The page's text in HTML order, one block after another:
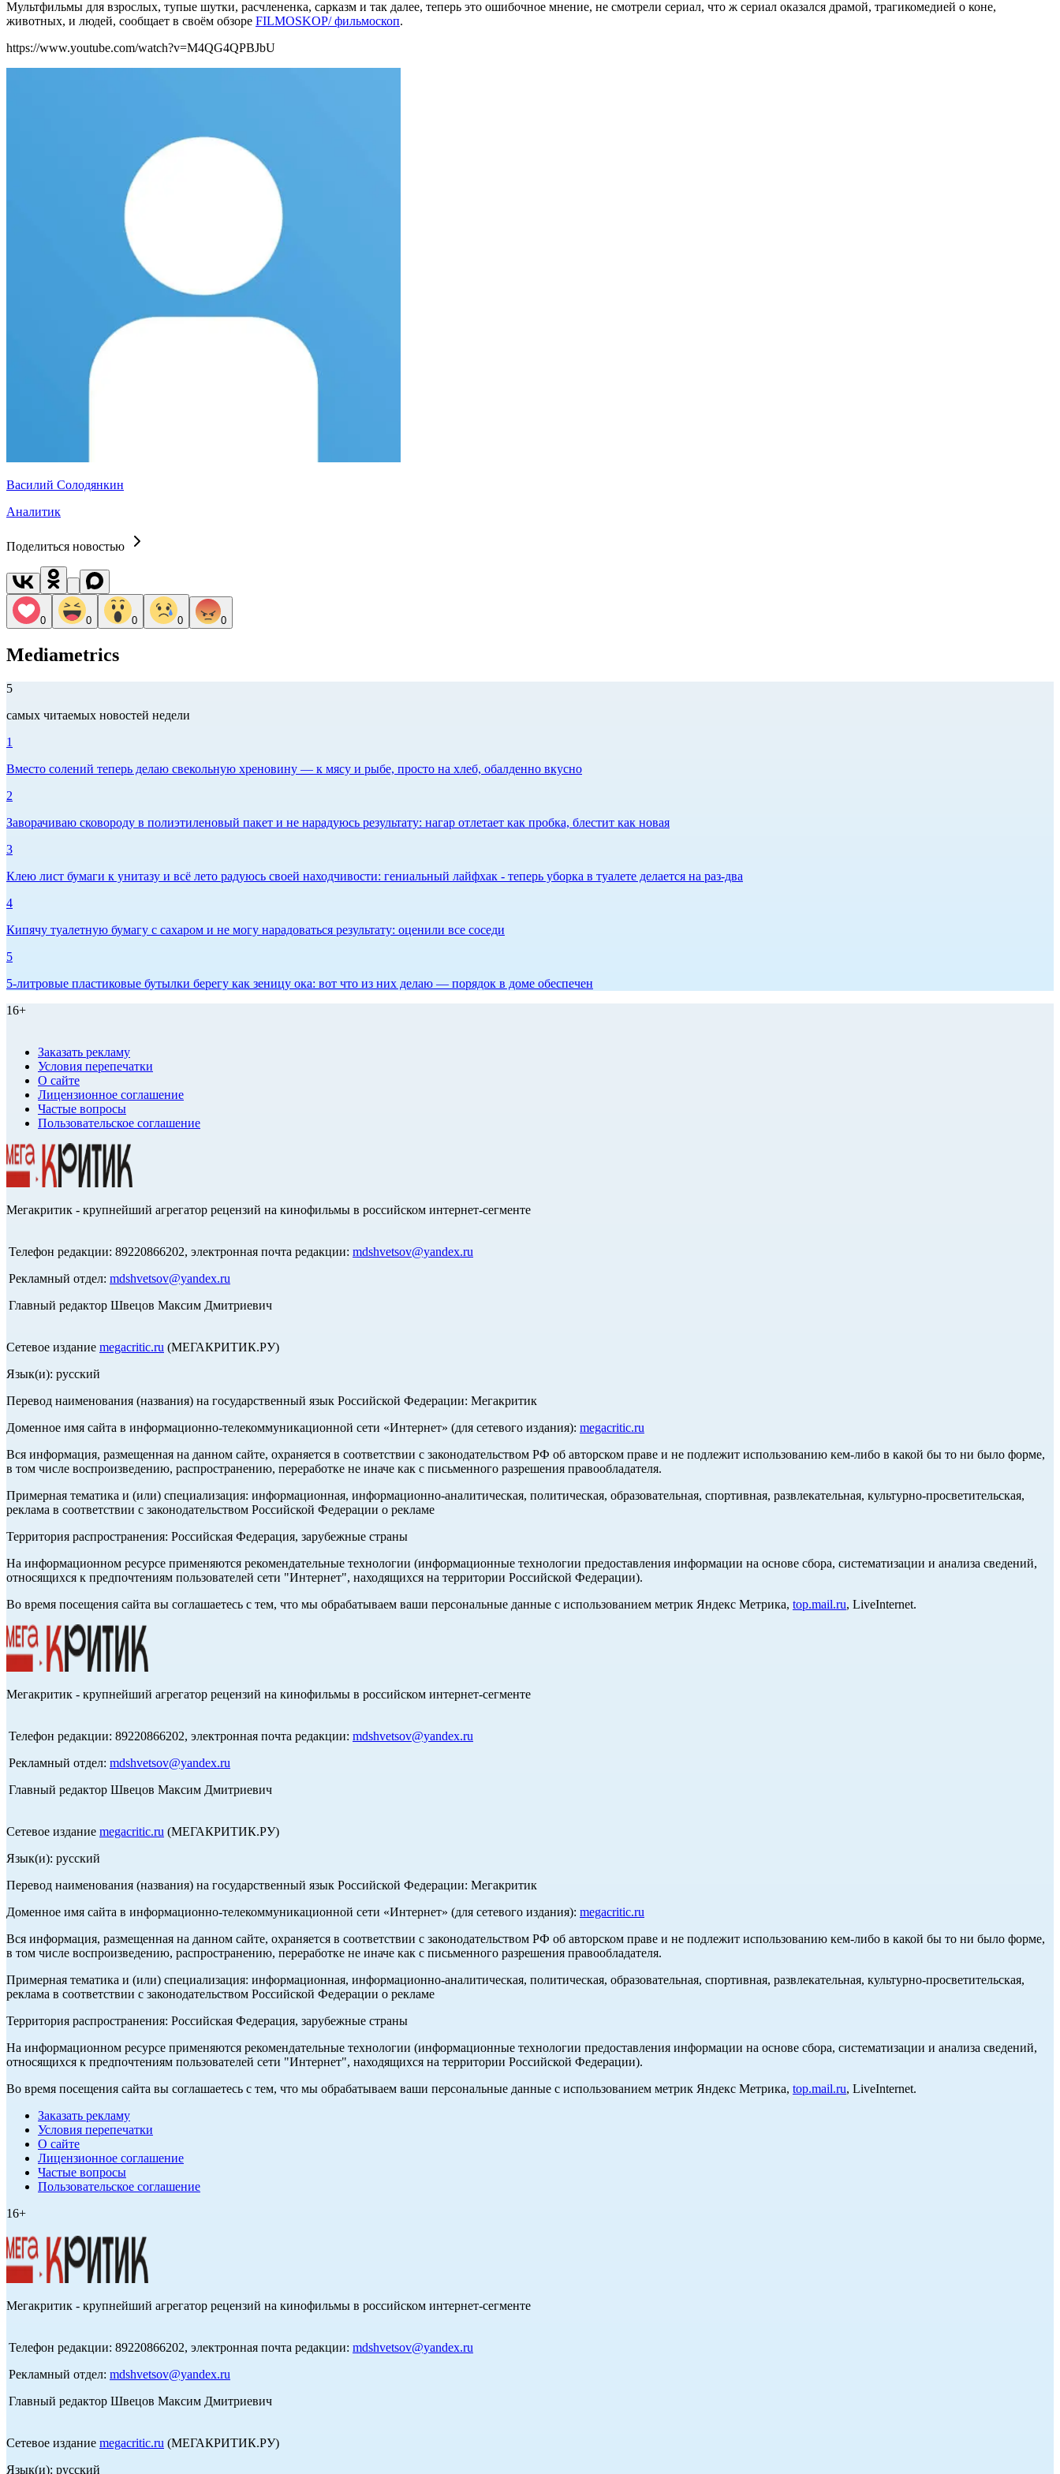
Мультфильмы для взрослых, тупые шутки, расчлененка, сарказм и так далее, теперь это ошибочное мнение, не смотрели сериал, что ж сериал оказался драмой, трагикомедией о коне,
животных, и людей, сообщает в своём обзоре FILMOSKOP/ фильмоскоп.
https://www.youtube.com/watch?v=M4QG4QPBJbU
Василий Солодянкин
Аналитик
Поделиться новостью
0 0 0 0 0
Mediametrics
5
самых читаемых новостей недели
1
Вместо солений теперь делаю свекольную хреновину — к мясу и рыбе, просто на хлеб, обалденно вкусно
2
Заворачиваю сковороду в полиэтиленовый пакет и не нарадуюсь результату: нагар отлетает как пробка, блестит как новая
3
Клею лист бумаги к унитазу и всё лето радуюсь своей находчивости: гениальный лайфхак - теперь уборка в туалете делается на раз-два
4
Кипячу туалетную бумагу с сахаром и не могу нарадоваться результату: оценили все соседи
5
5-литровые пластиковые бутылки берегу как зеницу ока: вот что из них делаю — порядок в доме обеспечен
16+
Заказать рекламу
Условия перепечатки
О сайте
Лицензионное соглашение
Частые вопросы
Пользовательское соглашение
Мегакритик - крупнейший агрегатор рецензий на кинофильмы в российском интернет-сегменте
Телефон редакции: 89220866202, электронная почта редакции: mdshvetsov@yandex.ru
Рекламный отдел: mdshvetsov@yandex.ru
Главный редактор Швецов Максим Дмитриевич
Сетевое издание megacritic.ru (МЕГАКРИТИК.РУ)
Язык(и): русский
Перевод наименования (названия) на государственный язык Российской Федерации: Мегакритик
Доменное имя сайта в информационно-телекоммуникационной сети «Интернет» (для сетевого издания): megacritic.ru
Вся информация, размещенная на данном сайте, охраняется в соответствии с законодательством РФ об авторском праве и не подлежит использованию кем-либо в какой бы то ни было форме,
в том числе воспроизведению, распространению, переработке не иначе как с письменного разрешения правообладателя.
Примерная тематика и (или) специализация: информационная, информационно-аналитическая, политическая, образовательная, спортивная, развлекательная, культурно-просветительская,
реклама в соответствии с законодательством Российской Федерации о рекламе
Территория распространения: Российская Федерация, зарубежные страны
На информационном ресурсе применяются рекомендательные технологии (информационные технологии предоставления информации на основе сбора, систематизации и анализа сведений,
относящихся к предпочтениям пользователей сети "Интернет", находящихся на территории Российской Федерации).
Во время посещения сайта вы соглашаетесь с тем, что мы обрабатываем ваши персональные данные с использованием метрик Яндекс Метрика, top.mail.ru, LiveInternet.
Мегакритик - крупнейший агрегатор рецензий на кинофильмы в российском интернет-сегменте
Телефон редакции: 89220866202, электронная почта редакции: mdshvetsov@yandex.ru
Рекламный отдел: mdshvetsov@yandex.ru
Главный редактор Швецов Максим Дмитриевич
Сетевое издание megacritic.ru (МЕГАКРИТИК.РУ)
Язык(и): русский
Перевод наименования (названия) на государственный язык Российской Федерации: Мегакритик
Доменное имя сайта в информационно-телекоммуникационной сети «Интернет» (для сетевого издания): megacritic.ru
Вся информация, размещенная на данном сайте, охраняется в соответствии с законодательством РФ об авторском праве и не подлежит использованию кем-либо в какой бы то ни было форме,
в том числе воспроизведению, распространению, переработке не иначе как с письменного разрешения правообладателя.
Примерная тематика и (или) специализация: информационная, информационно-аналитическая, политическая, образовательная, спортивная, развлекательная, культурно-просветительская,
реклама в соответствии с законодательством Российской Федерации о рекламе
Территория распространения: Российская Федерация, зарубежные страны
На информационном ресурсе применяются рекомендательные технологии (информационные технологии предоставления информации на основе сбора, систематизации и анализа сведений,
относящихся к предпочтениям пользователей сети "Интернет", находящихся на территории Российской Федерации).
Во время посещения сайта вы соглашаетесь с тем, что мы обрабатываем ваши персональные данные с использованием метрик Яндекс Метрика, top.mail.ru, LiveInternet.
Заказать рекламу
Условия перепечатки
О сайте
Лицензионное соглашение
Частые вопросы
Пользовательское соглашение
16+
Мегакритик - крупнейший агрегатор рецензий на кинофильмы в российском интернет-сегменте
Телефон редакции: 89220866202, электронная почта редакции: mdshvetsov@yandex.ru
Рекламный отдел: mdshvetsov@yandex.ru
Главный редактор Швецов Максим Дмитриевич
Сетевое издание megacritic.ru (МЕГАКРИТИК.РУ)
Язык(и): русский